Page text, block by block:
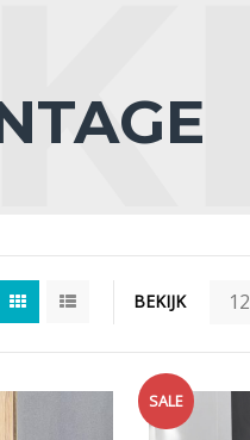
BEKIJK 12
SALE